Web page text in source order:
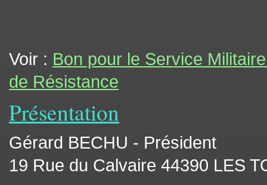
Voir : Bon pour le Service
de Résistance
Présentation
Gérard BECHU - Président
19 Rue du Calvaire 44390 LES